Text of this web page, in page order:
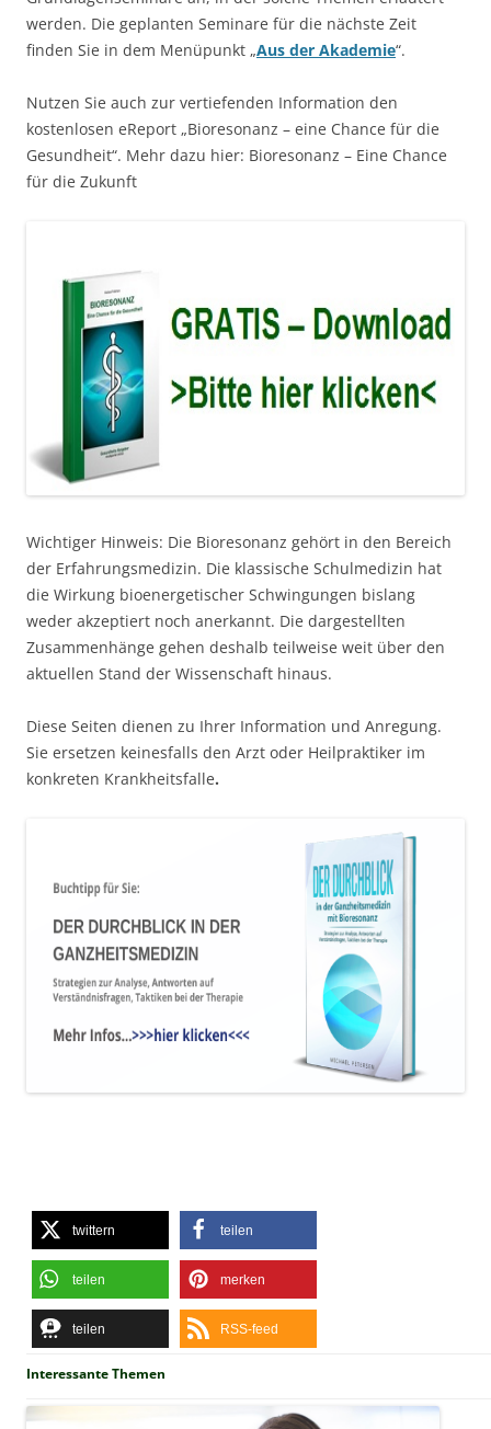
werden. Die geplanten Seminare für die nächste Zeit
finden Sie in dem Menüpunkt „Aus der Akademie“.
Nutzen Sie auch zur vertiefenden Information den
kostenlosen eReport „Bioresonanz – eine Chance für die
Gesundheit“. Mehr dazu hier: Bioresonanz – Eine Chance
für die Zukunft
Wichtiger Hinweis: Die Bioresonanz gehört in den Bereich
der Erfahrungsmedizin. Die klassische Schulmedizin hat
die Wirkung bioenergetischer Schwingungen bislang
weder akzeptiert noch anerkannt. Die dargestellten
Zusammenhänge gehen deshalb teilweise weit über den
aktuellen Stand der Wissenschaft hinaus.
Diese Seiten dienen zu Ihrer Information und Anregung.
Sie ersetzen keinesfalls den Arzt oder Heilpraktiker im
konkreten Krankheitsfalle.
twittern teilen
teilen merken
teilen RSS-feed
Interessante Themen